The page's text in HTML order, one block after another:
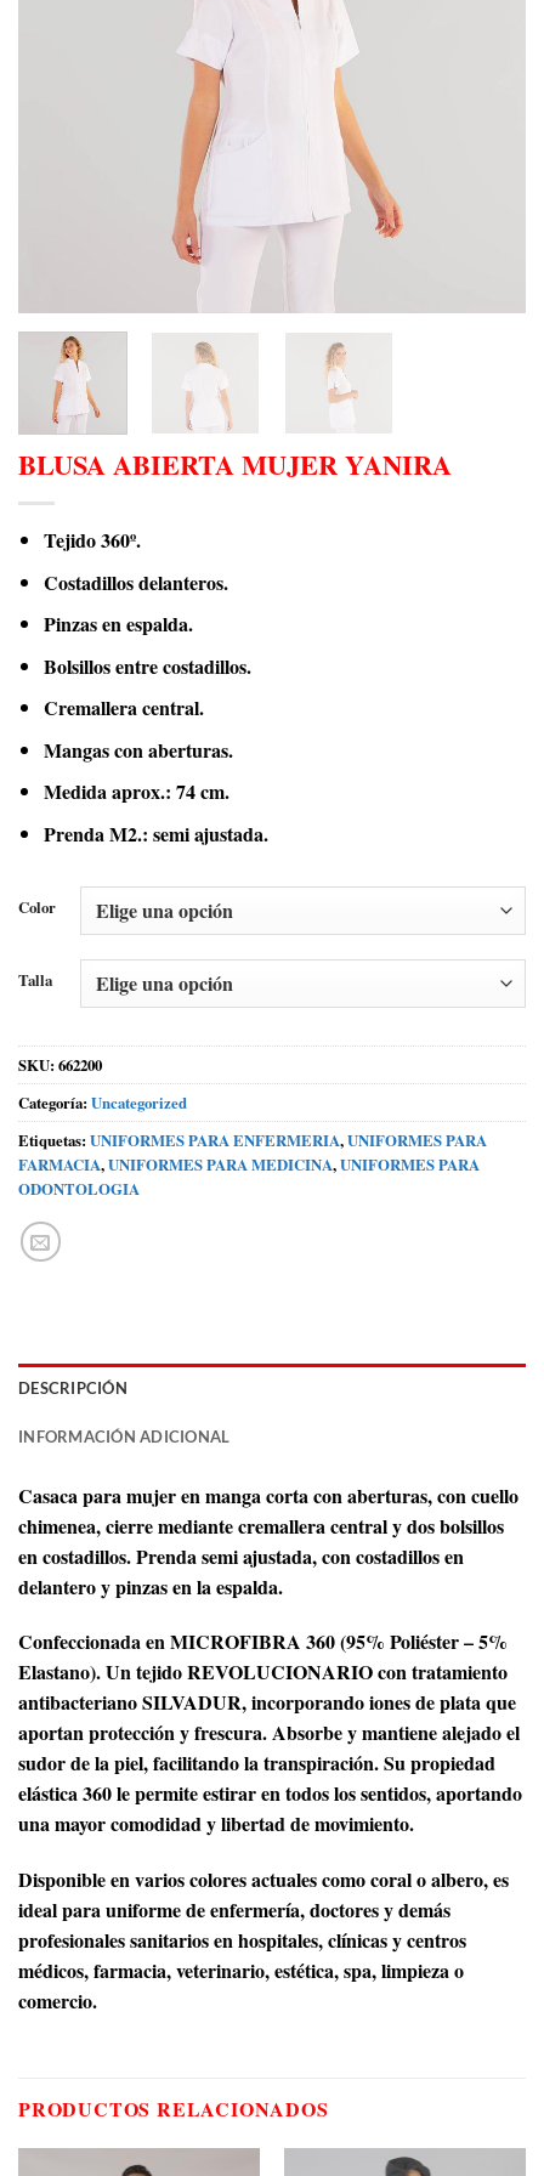
BLUSA ABIERTA MUJER YANIRA
Tejido 360º.
Costadillos delanteros.
Pinzas en espalda.
Bolsillos entre costadillos.
Cremallera central.
Mangas con aberturas.
Medida aprox.: 74 cm.
Prenda M2.: semi ajustada.
Color
Talla
SKU: 662200
Categoría: Uncategorized
Etiquetas: UNIFORMES PARA ENFERMERIA,UNIFORMES PARA
FARMACIA,UNIFORMES PARA MEDICINA,UNIFORMES PARA
ODONTOLOGIA
DESCRIPCIÓN
INFORMACIÓN ADICIONAL
Casaca para mujer en manga corta con aberturas, con cuello
chimenea, cierre mediante cremallera central y dos bolsillos
en costadillos. Prenda semi ajustada, con costadillos en
delantero y pinzas en la espalda.
Confeccionada en MICROFIBRA 360 (95% Poliéster – 5%
Elastano). Un tejido REVOLUCIONARIO con tratamiento
antibacteriano SILVADUR, incorporando iones de plata que
aportan protección y frescura. Absorbe y mantiene alejado el
sudor de la piel, facilitando la transpiración. Su propiedad
elástica 360 le permite estirar en todos los sentidos, aportando
una mayor comodidad y libertad de movimiento.
Disponible en varios colores actuales como coral o albero, es
ideal para uniforme de enfermería, doctores y demás
profesionales sanitarios en hospitales, clínicas y centros
médicos, farmacia, veterinario, estética, spa, limpieza o
comercio.
PRODUCTOS RELACIONADOS